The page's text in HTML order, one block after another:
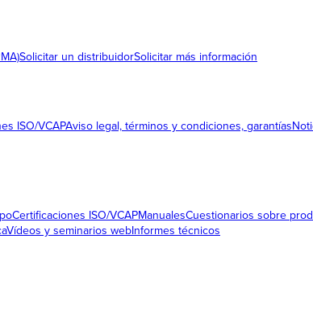
Solicitar un distribuidorSolicitar más información
ISO/VCAPAviso legal, términos y condiciones, garantías
Certificaciones ISO/VCAPManualesCuestionarios sobre
Vídeos y seminarios webInformes técnicos